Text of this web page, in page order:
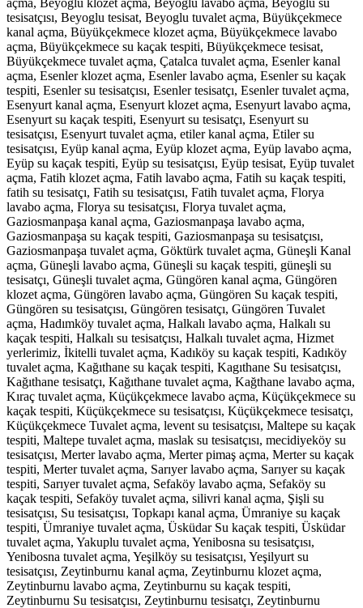
tesisatçısı, Beyoglu tesisat, Beyoglu tuvalet açma, Büyükçekmece
kanal açma, Büyükçekmece klozet açma, Büyükçekmece lavabo
açma, Büyükçekmece su kaçak tespiti, Büyükçekmece tesisat,
Büyükçekmece tuvalet açma, Çatalca tuvalet açma, Esenler kanal
açma, Esenler klozet açma, Esenler lavabo açma, Esenler su kaçak
tespiti, Esenler su tesisatçısı, Esenler tesisatçı, Esenler tuvalet açma,
Esenyurt kanal açma, Esenyurt klozet açma, Esenyurt lavabo açma,
Esenyurt su kaçak tespiti, Esenyurt su tesisatçı, Esenyurt su
tesisatçısı, Esenyurt tuvalet açma, etiler kanal açma, Etiler su
tesisatçısı, Eyüp kanal açma, Eyüp klozet açma, Eyüp lavabo açma,
Eyüp su kaçak tespiti, Eyüp su tesisatçısı, Eyüp tesisat, Eyüp tuvalet
açma, Fatih klozet açma, Fatih lavabo açma, Fatih su kaçak tespiti,
fatih su tesisatçı, Fatih su tesisatçısı, Fatih tuvalet açma, Florya
lavabo açma, Florya su tesisatçısı, Florya tuvalet açma,
Gaziosmanpaşa kanal açma, Gaziosmanpaşa lavabo açma,
Gaziosmanpaşa su kaçak tespiti, Gaziosmanpaşa su tesisatçısı,
Gaziosmanpaşa tuvalet açma, Göktürk tuvalet açma, Güneşli Kanal
açma, Güneşli lavabo açma, Güneşli su kaçak tespiti, güneşli su
tesisatçı, Güneşli tuvalet açma, Güngören kanal açma, Güngören
klozet açma, Güngören lavabo açma, Güngören Su kaçak tespiti,
Güngören su tesisatçısı, Güngören tesisatçı, Güngören Tuvalet
açma, Hadımköy tuvalet açma, Halkalı lavabo açma, Halkalı su
kaçak tespiti, Halkalı su tesisatçısı, Halkalı tuvalet açma, Hizmet
yerlerimiz, İkitelli tuvalet açma, Kadıköy su kaçak tespiti, Kadıköy
tuvalet açma, Kağıthane su kaçak tespiti, Kagıthane Su tesisatçısı,
Kağıthane tesisatçı, Kağıthane tuvalet açma, Kağthane lavabo açma,
Kıraç tuvalet açma, Küçükçekmece lavabo açma, Küçükçekmece su
kaçak tespiti, Küçükçekmece su tesisatçısı, Küçükçekmece tesisatçı,
Küçükçekmece Tuvalet açma, levent su tesisatçısı, Maltepe su kaçak
tespiti, Maltepe tuvalet açma, maslak su tesisatçısı, mecidiyeköy su
tesisatçısı, Merter lavabo açma, Merter pimaş açma, Merter su kaçak
tespiti, Merter tuvalet açma, Sarıyer lavabo açma, Sarıyer su kaçak
tespiti, Sarıyer tuvalet açma, Sefaköy lavabo açma, Sefaköy su
kaçak tespiti, Sefaköy tuvalet açma, silivri kanal açma, Şişli su
tesisatçısı, Su tesisatçısı, Topkapı kanal açma, Ümraniye su kaçak
tespiti, Ümraniye tuvalet açma, Üsküdar Su kaçak tespiti, Üsküdar
tuvalet açma, Yakuplu tuvalet açma, Yenibosna su tesisatçısı,
Yenibosna tuvalet açma, Yeşilköy su tesisatçısı, Yeşilyurt su
tesisatçısı, Zeytinburnu kanal açma, Zeytinburnu klozet açma,
Zeytinburnu lavabo açma, Zeytinburnu su kaçak tespiti,
Zeytinburnu Su tesisatçısı, Zeytinburnu tesisatçı, Zeytinburnu